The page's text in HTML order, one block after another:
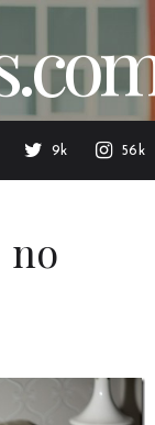
9k 56k
no